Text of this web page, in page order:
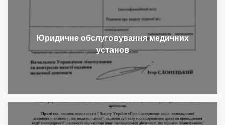
Юридичне обслуговування медичних
установ